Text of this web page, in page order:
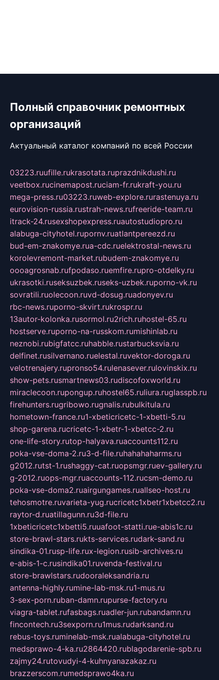
Полный справочник ремонтных
организаций
Актуальный каталог компаний по всей России
03223.ruufille.rukrasotata.ruprazdnikdushi.ru
veetbox.rucinemapost.ruciam-fr.rukraft-you.ru
mega-press.ru03223.ruweb-explore.rurastenuya.ru
eurovision-russia.rustrah-news.rufreeride-team.ru
itrack-24.rusexshopexpress.ruautostudiopro.ru
alabuga-cityhotel.rupornv.ruatlantpereezd.ru
bud-em-znakomye.rua-cdc.ruelektrostal-news.ru
korolevremont-market.rubudem-znakomye.ru
oooagrosnab.rufpodaso.ruemfire.rupro-otdelky.ru
ukrasotki.ruseksuzbek.ruseks-uzbek.ruporno-vk.ru
sovratili.ruolecoon.ruvd-dosug.ruadonyev.ru
rbc-news.ruporno-skvirt.rukrospr.ru
13autor-kolonka.rusormol.ru2rich.ruhostel-65.ru
hostserve.ruporno-na-russkom.rumishinlab.ru
neznobi.rubigfatcc.ruhabble.rustarbucksvia.ru
delfinet.rusilvernano.ruelestal.ruvektor-doroga.ru
velotrenajery.rupronso54.rulenasever.rulovinskix.ru
show-pets.rusmartnews03.rudiscofoxworld.ru
miraclecoon.rupongup.ruhostel65.ruliura.ruglasspb.ru
firehunters.rugribowo.rugnalis.rubulkitula.ru
hometown-france.ru1-xbeticricetc-1-xbetti-5.ru
shop-garena.rucricetc-1-xbetr-1-xbetcc-2.ru
one-life-story.rutop-halyava.ruaccounts112.ru
poka-vse-doma-2.ru3-d-file.ruhahahaharms.ru
g2012.rutst-1.rushaggy-cat.ruopsmgr.ruev-gallery.ru
g-2012.ruops-mgr.ruaccounts-112.rucsm-demo.ru
poka-vse-doma2.ruairgungames.ruallseo-host.ru
tehosmotre.ruvarieta-yug.rucricetc1xbetr1xbetcc2.ru
raytor-d.ruatillagunn.ru3d-file.ru
1xbeticricetc1xbetti5.ruuafoot-statti.rue-abis1c.ru
store-brawl-stars.rukts-services.rudark-sand.ru
sindika-01.rusp-life.rux-legion.rusib-archives.ru
e-abis-1-c.rusindika01.ruvenda-festival.ru
store-brawlstars.rudooraleksandria.ru
antenna-highly.rumine-lab-msk.ru1-mus.ru
3-sex-porn.ruban-damn.rupurse-factory.ru
viagra-tablet.rufasbags.ruadler-jun.rubandamn.ru
fincontech.ru3sexporn.ru1mus.rudarksand.ru
rebus-toys.ruminelab-msk.rualabuga-cityhotel.ru
medsprawo-4-ka.ru2864420.rublagodarenie-spb.ru
zajmy24.rutovudyi-4-kuhnyanazakaz.ru
brazzerscom.rumedsprawo4ka.ru